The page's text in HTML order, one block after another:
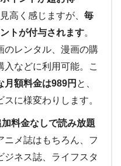
高く感じますが、 毎
トが付与されます。
のレンタル、漫画の購
入などに利用可能。こ
月額料金は989円 と、
に様変わりします。
料金なしで読み放題
ニメ誌はもちろん、フ
ジネス誌、ライフスタ